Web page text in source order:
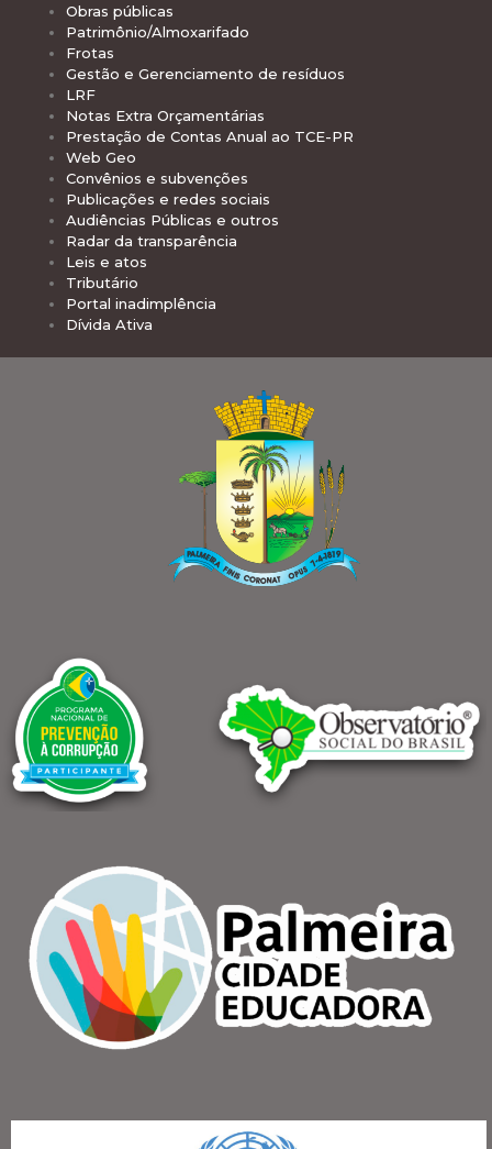
Obras públicas
Patrimônio/Almoxarifado
Frotas
Gestão e Gerenciamento de resíduos
LRF
Notas Extra Orçamentárias
Prestação de Contas Anual ao TCE-PR
Web Geo
Convênios e subvenções
Publicações e redes sociais
Audiências Públicas e outros
Radar da transparência
Leis e atos
Tributário
Portal inadimplência
Dívida Ativa